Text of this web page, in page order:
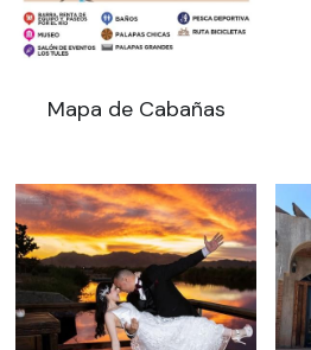
Mapa de Cabañas